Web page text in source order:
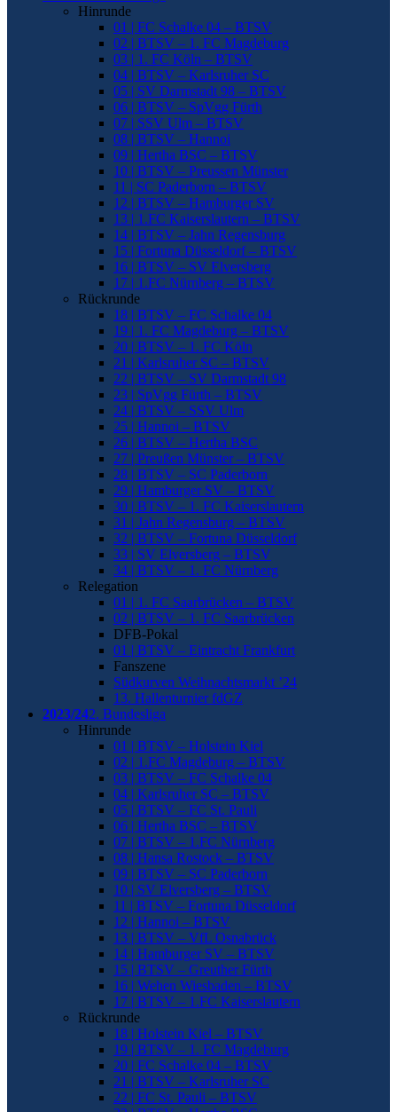
Hinrunde
01 | FC Schalke 04 – BTSV
02 | BTSV – 1. FC Magdeburg
03 | 1. FC Köln – BTSV
04 | BTSV – Karlsruher SC
05 | SV Darmstadt 98 – BTSV
06 | BTSV – SpVgg Fürth
07 | SSV Ulm – BTSV
08 | BTSV – Hannoi
09 | Hertha BSC – BTSV
10 | BTSV – Preussen Münster
11 | SC Paderborn – BTSV
12 | BTSV – Hamburger SV
13 | 1.FC Kaiserslautern – BTSV
14 | BTSV – Jahn Regensburg
15 | Fortuna Düsseldorf – BTSV
16 | BTSV – SV Elversberg
17 | 1.FC Nürnberg – BTSV
Rückrunde
18 | BTSV – FC Schalke 04
19 | 1. FC Magdeburg – BTSV
20 | BTSV – 1. FC Köln
21 | Karlsruher SC – BTSV
22 | BTSV – SV Darmstadt 98
23 | SpVgg Fürth – BTSV
24 | BTSV – SSV Ulm
25 | Hannoi – BTSV
26 | BTSV – Hertha BSC
27 | Preußen Münster – BTSV
28 | BTSV – SC Paderborn
29 | Hamburger SV – BTSV
30 | BTSV – 1. FC Kaiserslautern
31 | Jahn Regensburg – BTSV
32 | BTSV – Fortuna Düsseldorf
33 | SV Elversberg – BTSV
34 | BTSV – 1. FC Nürnberg
Relegation
01 | 1. FC Saarbrücken – BTSV
02 | BTSV – 1. FC Saarbrücken
DFB-Pokal
01 | BTSV – Eintracht Frankfurt
Fanszene
Südkurven Weihnachtsmarkt ’24
13. Hallenturnier fdGZ
2023/242. Bundesliga
Hinrunde
01 | BTSV – Holstein Kiel
02 | 1.FC Magdeburg – BTSV
03 | BTSV – FC Schalke 04
04 | Karlsruher SC – BTSV
05 | BTSV – FC St. Pauli
06 | Hertha BSC – BTSV
07 | BTSV – 1.FC Nürnberg
08 | Hansa Rostock – BTSV
09 | BTSV – SC Paderborn
10 | SV Elversberg – BTSV
11 | BTSV – Fortuna Düsseldorf
12 | Hannoi – BTSV
13 | BTSV – VfL Osnabrück
14 | Hamburger SV – BTSV
15 | BTSV – Greuther Fürth
16 | Wehen Wiesbaden – BTSV
17 | BTSV – 1.FC Kaiserslautern
Rückrunde
18 | Holstein Kiel – BTSV
19 | BTSV – 1. FC Magdeburg
20 | FC Schalke 04 – BTSV
21 | BTSV – Karlsruher SC
22 | FC St. Pauli – BTSV